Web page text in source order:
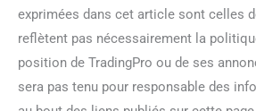
exprimées dans cet article sont celles
reflètent pas nécessairement la
position de TradingPro ou de ses
sera pas tenu pour responsable des